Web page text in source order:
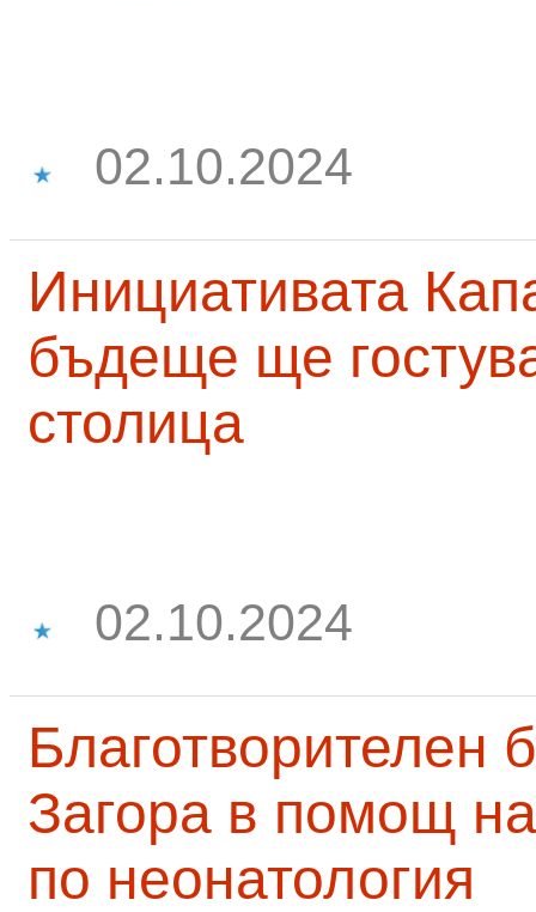
02.10.2024
Инициативата
бъдеще ще
столица
02.10.2024
Благотворителен
Загора в помощ
по неонатология